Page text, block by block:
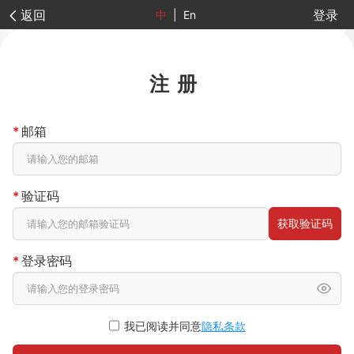
返回 中 En 登录
注册
* 邮箱
*验证码
获取验证码
*登录密码
我已阅读并同意隐私条款